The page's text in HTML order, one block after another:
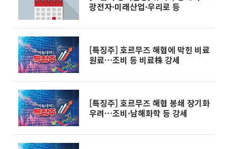
광전자·미래산업·우리로 등
[특징주] 호르무즈 해협에 막힌 비료
원료…조비 등 비료株 강세
[특징주] 호르무즈 해협 봉쇄 장기화
우려…조비·남해화학 등 강세